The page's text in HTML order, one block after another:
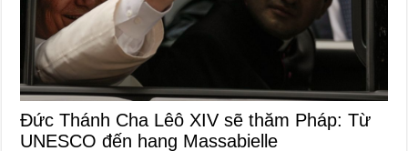
Đức Thánh Cha Lêô XIV sẽ thăm Pháp: Từ
UNESCO đến hang Massabielle